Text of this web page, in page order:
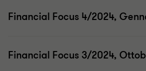
Financial Focus 4/2024,
Financial Focus 3/2024,